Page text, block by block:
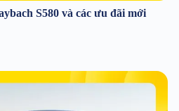
S580 và các ưu đãi mới